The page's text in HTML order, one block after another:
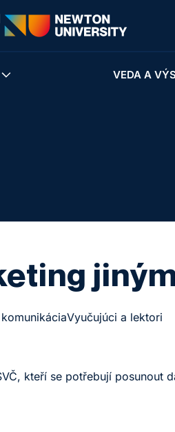
VEDA A
Vyučujúci a lektori
kteří se potřebují posunout